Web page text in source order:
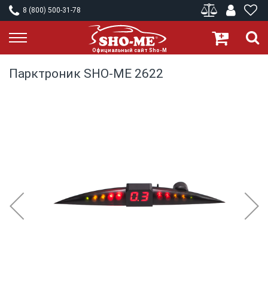
8 (800) 500-31-78
Парктроник SHO-ME 2622